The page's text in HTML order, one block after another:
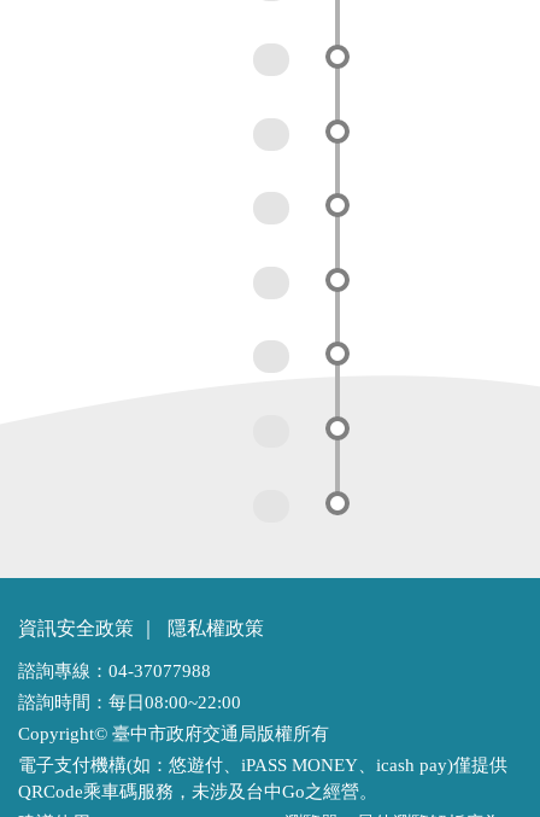
資訊安全政策 隱私權政策
諮詢專線：04-37077988
諮詢時間：每日08:00~22:00
Copyright© 臺中市政府交通局版權所有
電子支付機構(如：悠遊付、iPASS MONEY、icash pay)僅提供
QRCode乘車碼服務，未涉及台中Go之經營。